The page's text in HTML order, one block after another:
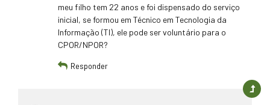
meu filho tem 22 anos e foi dispensado do serviço
inicial, se formou em Técnico em Tecnologia da
Informação (TI), ele pode ser voluntário para o
CPOR/NPOR?
Responder